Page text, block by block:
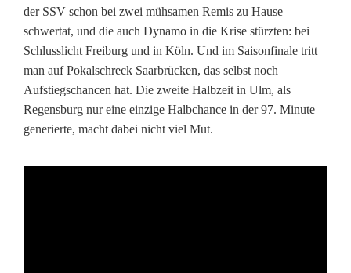
o
p
-
A
u
f
der SSV schon bei zwei mühsamen Remis zu Hause
schwertat, und die auch Dynamo in die Krise stürzten: bei
Schlusslicht Freiburg und in Köln. Und im Saisonfinale tritt
man auf Pokalschreck Saarbrücken, das selbst noch
Aufstiegschancen hat. Die zweite Halbzeit in Ulm, als
Regensburg nur eine einzige Halbchance in der 97. Minute
generierte, macht dabei nicht viel Mut.